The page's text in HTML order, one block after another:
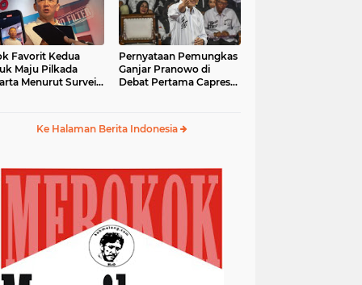
Favorit Kedua
Maju Pilkada
Menurut Survei
Pernyataan Pemungkas
Ganjar Pranowo di
Debat Pertama Capres
Ke Halaman Berita Indonesia